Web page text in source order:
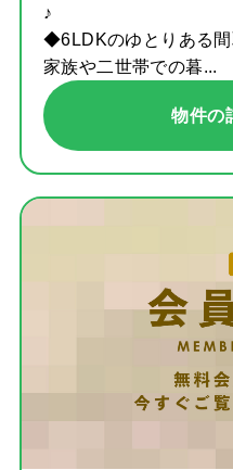
♪
◆6LDKのゆとりある
家族や二世帯での暮...
物件の